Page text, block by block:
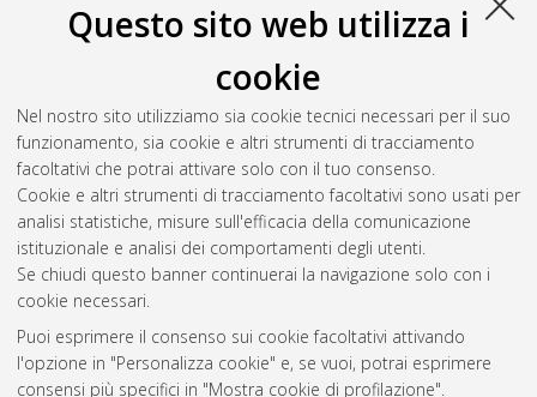
Questo sito web utilizza i
cookie
Nel nostro sito utilizziamo sia cookie tecnici necessari per il suo
funzionamento, sia cookie e altri strumenti di tracciamento
facoltativi che potrai attivare solo con il tuo consenso.
Cookie e altri strumenti di tracciamento facoltativi sono usati per
analisi statistiche, misure sull'efficacia della comunicazione
istituzionale e analisi dei comportamenti degli utenti.
Se chiudi questo banner continuerai la navigazione solo con i
cookie necessari.
Puoi esprimere il consenso sui cookie facoltativi attivando
l'opzione in "Personalizza cookie" e, se vuoi, potrai esprimere
consensi più specifici in "Mostra cookie di profilazione".
Flameless Combustor.[Laurea magistrale], Università di
Bologna, Corso di Studio in Ingegneria energetica [LM-
DM270], Documento full-text non disponibile
Questa lista e' stata generata ilSat Aug 8 04:07:02 2026
CEST
Atom
Rss 1.0